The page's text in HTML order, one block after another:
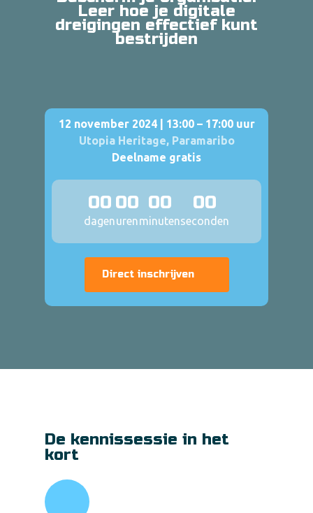
Leer hoe je digitale
dreigingen effectief kunt
bestrijden
12 november 2024 | 13:00 – 17:00 uur
Utopia Heritage, Paramaribo
Deelname gratis
00
dagen
00
uren
00
minuten
00
seconden
Direct inschrijven
De kennissessie in het
kort